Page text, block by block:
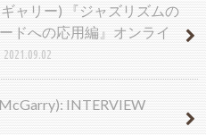
ャリー) 『ジャズリズムの
ドへの応用編』オンライ
2021.09.02
INTERVIEW